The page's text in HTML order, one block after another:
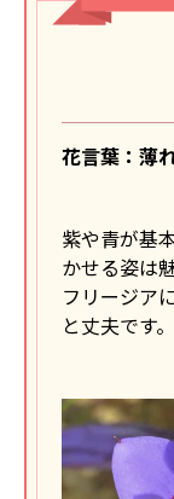
花言葉：薄
紫や青が基
かせる姿は
フリージア
と丈夫です。